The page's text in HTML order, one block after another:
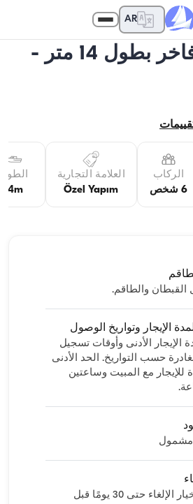
AR
يخت بمحرك فاخر بطول 14 متر -
الركاب
6 شخص
العلامة التجارية
Özel Yapım
14m
القبطان والطاقم.
الإيجار وتواريخ الوصول
الإيجار الأدنى وأوقات تسجيل
حسب التواريخ. الحد الأدنى
للإيجار مع المبيت وساعتين
مشمول
استرداد مع خيار الإلغاء حتى 30 يومًا قبل